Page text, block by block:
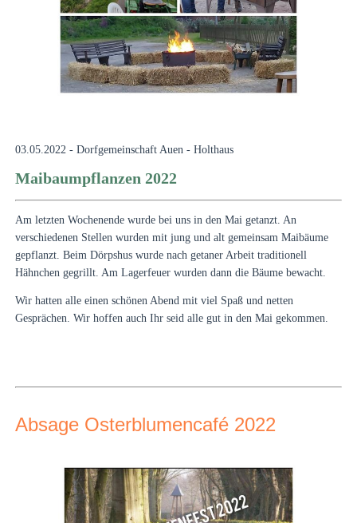
03.05.2022 - Dorfgemeinschaft Auen - Holthaus
Maibaumpflanzen 2022
Am letzten Wochenende wurde bei uns in den Mai getanzt . An
verschiedenen Stellen wurden mit jung und alt gemeinsam Maibäume
gepflanzt. Beim Dörpshus wurde nach getaner Arbeit traditionell
Hähnchen gegrillt. Am Lagerfeuer wurden dann die Bäume bewacht.
Wir hatten alle einen schönen Abend mit viel Spaß und netten
Gesprächen. Wir hoffen auch Ihr seid alle gut in den Mai gekommen.
Absage Osterblumencafé 2022